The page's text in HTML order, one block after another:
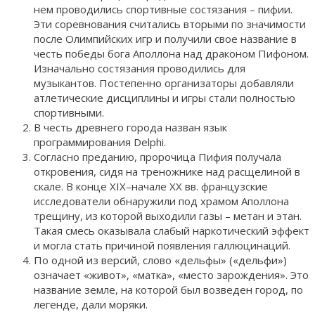
нем проводились спортивные состязания – пифии.
Эти соревнования считались вторыми по значимости
после Олимпийских игр и получили свое название в
честь победы бога Аполлона над драконом Пифоном.
Изначально состязания проводились для
музыкантов. Постепенно организаторы добавляли
атлетические дисциплины и игры стали полностью
спортивными.
В честь древнего города назван язык
программирования Delphi.
Согласно преданию, пророчица Пифия получала
откровения, сидя на треножнике над расщелиной в
скале. В конце XIX–начале ХХ вв. французские
исследователи обнаружили под храмом Аполлона
трещину, из которой выходили газы – метан и этан.
Такая смесь оказывала слабый наркотический эффект
и могла стать причиной появления галлюцинаций.
По одной из версий, слово «дельфы» («дельфи»)
означает «живот», «матка», «место зарождения». Это
название земле, на которой был возведен город, по
легенде, дали моряки.